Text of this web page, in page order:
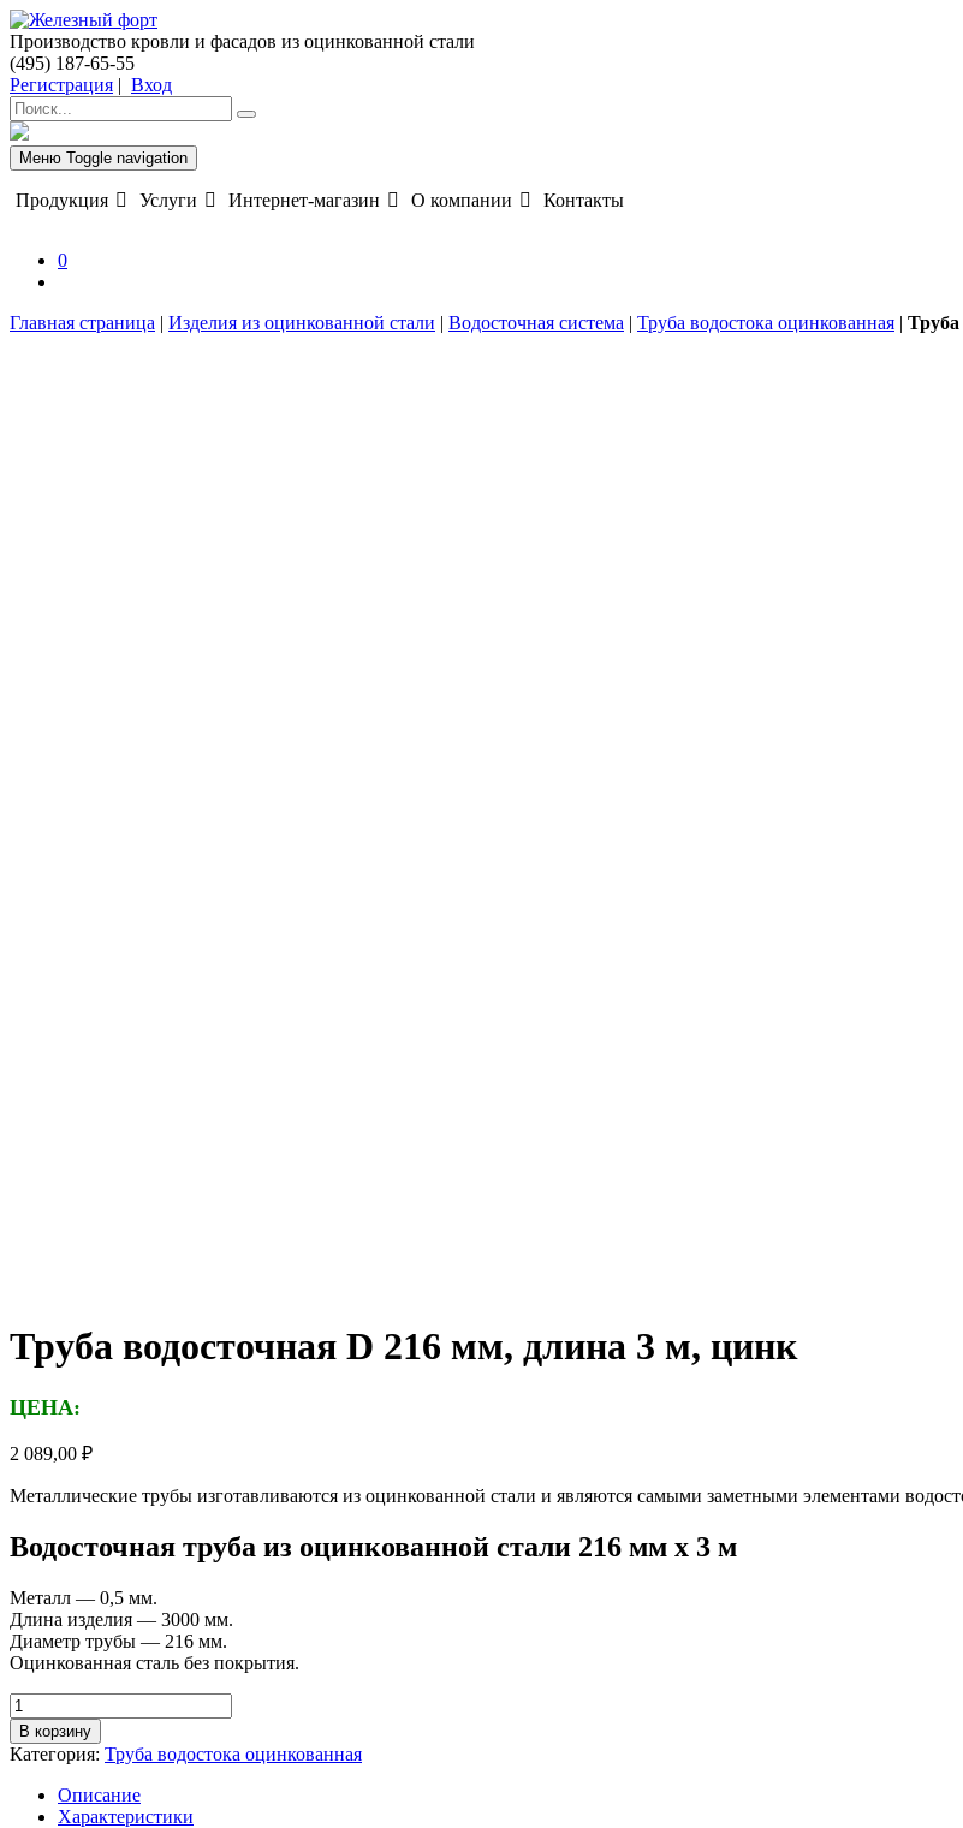
Производство кровли и фасадов из оцинкованной стали
(495) 187-65-55
Регистрация | Вход
Меню Toggle navigation
Продукция Услуги Интернет-магазин О компании Контакты
0
Главная страница | Изделия из оцинкованной стали | Водосточная система | Труба водостока оцинкованная |
Труба водосточная D 216 мм, длина 3 м, цинк
ЦЕНА:
2 089,00 ₽
Металлические трубы изготавливаются из оцинкованной стали и являются самыми заметными элементами
Водосточная труба из оцинкованной стали 216 мм х 3 м
Металл — 0,5 мм.
Длина изделия — 3000 мм.
Диаметр трубы — 216 мм.
Оцинкованная сталь без покрытия.
Количество
товара
Труба
водосточная
В корзину
Категория: Труба водостока оцинкованная
Описание
Характеристики